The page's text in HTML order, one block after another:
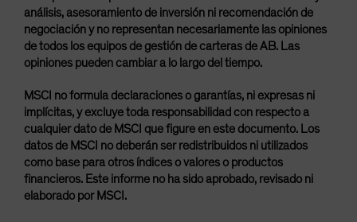
análisis, asesoramiento de inversión ni recomendación de
negociación y no representan necesariamente las opiniones
de todos los equipos de gestión de carteras de AB. Las
opiniones pueden cambiar a lo largo del tiempo.
MSCI no formula declaraciones o garantías, ni expresas ni
implícitas, y excluye toda responsabilidad con respecto a
cualquier dato de MSCI que figure en este documento. Los
datos de MSCI no deberán ser redistribuidos ni utilizados
como base para otros índices o valores o productos
financieros. Este informe no ha sido aprobado, revisado ni
elaborado por MSCI.